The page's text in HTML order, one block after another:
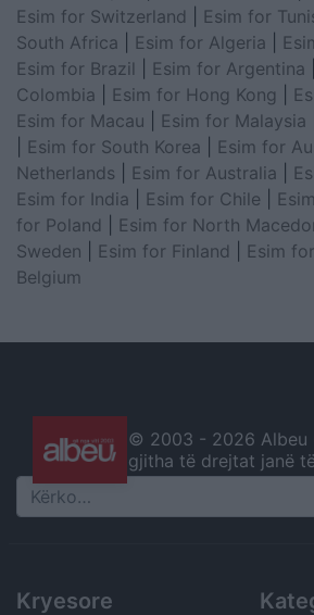
Esim for Switzerland
Esim for
South Africa
Esim for Algeria
Esim for Brazil
Esim for Argentina
Colombia
Esim for Hong Kong
Esim for Macau
Esim for Malaysia
Esim for South Korea Esim for
Netherlands
Esim for Australia
Esim for India
Esim for Chile
for Poland
Esim for North
Sweden
Esim for Finland Esim
Belgium
© 2003 - 2026 Albeu
gjitha të drejtat janë
Search
Kryesore